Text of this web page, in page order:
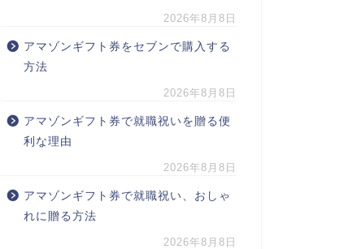
2026年8月8日
アマゾンギフト券をセブンで購入する
方法
2026年8月8日
アマゾンギフト券で就職祝いを贈る便
利な理由
2026年8月8日
アマゾンギフト券で就職祝い、おしゃ
れに贈る方法
2026年8月8日